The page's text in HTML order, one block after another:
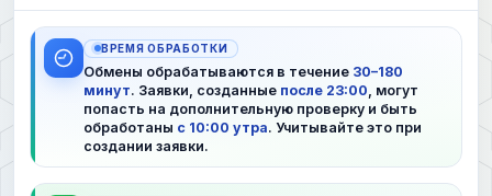
ВРЕМЯ ОБРАБОТКИ
Обмены обрабатываются в течение 30–180
минут. Заявки, созданные после 23:00 , могут
попасть на дополнительную проверку и быть
обработаны с 10:00 утра. Учитывайте это при
создании заявки.